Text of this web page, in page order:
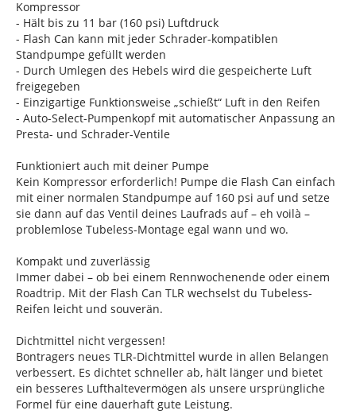
Kompressor
- Hält bis zu 11 bar (160 psi) Luftdruck
- Flash Can kann mit jeder Schrader-kompatiblen
Standpumpe gefüllt werden
- Durch Umlegen des Hebels wird die gespeicherte Luft
freigegeben
- Einzigartige Funktionsweise „schießt“ Luft in den Reifen
- Auto-Select-Pumpenkopf mit automatischer Anpassung an
Presta- und Schrader-Ventile
Funktioniert auch mit deiner Pumpe
Kein Kompressor erforderlich! Pumpe die Flash Can einfach
mit einer normalen Standpumpe auf 160 psi auf und setze
sie dann auf das Ventil deines Laufrads auf – eh voilà –
problemlose Tubeless-Montage egal wann und wo.
Kompakt und zuverlässig
Immer dabei – ob bei einem Rennwochenende oder einem
Roadtrip. Mit der Flash Can TLR wechselst du Tubeless-
Reifen leicht und souverän.
Dichtmittel nicht vergessen!
Bontragers neues TLR-Dichtmittel wurde in allen Belangen
verbessert. Es dichtet schneller ab, hält länger und bietet
ein besseres Lufthaltevermögen als unsere ursprüngliche
Formel für eine dauerhaft gute Leistung.